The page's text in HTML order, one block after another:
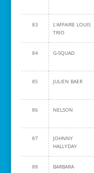
83
L'AFFAIRE LOUIS
TRIO
84 G-SQUAD
85 JULIEN BAER
86 NELSON
87
JOHNNY
HALLYDAY
88 BARBARA